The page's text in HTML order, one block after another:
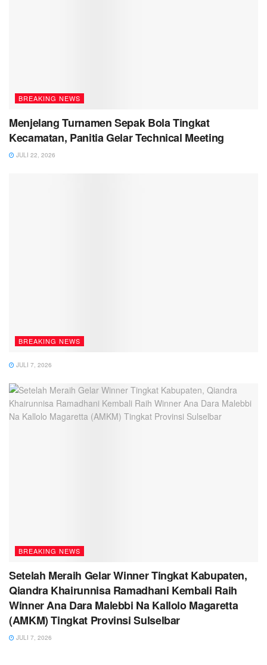
BREAKING NEWS
Menjelang Turnamen Sepak Bola Tingkat
Kecamatan, Panitia Gelar Technical Meeting
JULI 22, 2026
BREAKING NEWS
JULI 7, 2026
BREAKING NEWS
Setelah Meraih Gelar Winner Tingkat Kabupaten,
Qiandra Khairunnisa Ramadhani Kembali Raih
Winner Ana Dara Malebbi Na Kallolo Magaretta
(AMKM) Tingkat Provinsi Sulselbar
JULI 7, 2026